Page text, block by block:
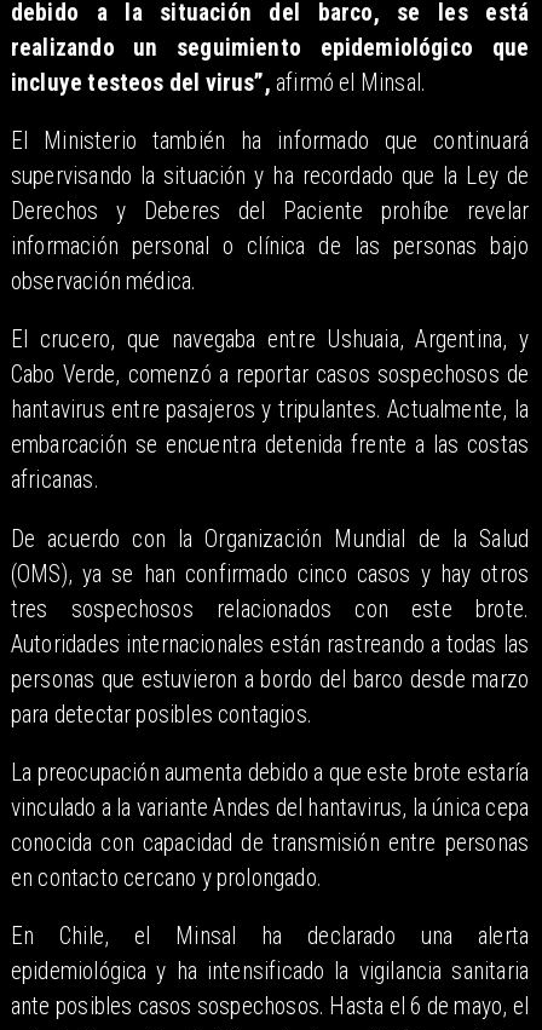
debido a la situación del barco, se les está
realizando un seguimiento epidemiológico que
incluye testeos del virus”, afirmó el Minsal.
El Ministerio también ha informado que continuará
supervisando la situación y ha recordado que la Ley de
Derechos y Deberes del Paciente prohíbe revelar
información personal o clínica de las personas bajo
observación médica.
El crucero, que navegaba entre Ushuaia, Argentina, y
Cabo Verde, comenzó a reportar casos sospechosos de
hantavirus entre pasajeros y tripulantes. Actualmente, la
embarcación se encuentra detenida frente a las costas
africanas.
De acuerdo con la Organización Mundial de la Salud
(OMS), ya se han confirmado cinco casos y hay otros
tres sospechosos relacionados con este brote.
Autoridades internacionales están rastreando a todas las
personas que estuvieron a bordo del barco desde marzo
para detectar posibles contagios.
La preocupación aumenta debido a que este brote estaría
vinculado a la variante Andes del hantavirus, la única cepa
conocida con capacidad de transmisión entre personas
en contacto cercano y prolongado.
En Chile, el Minsal ha declarado una alerta
epidemiológica y ha intensificado la vigilancia sanitaria
ante posibles casos sospechosos. Hasta el 6 de mayo, el